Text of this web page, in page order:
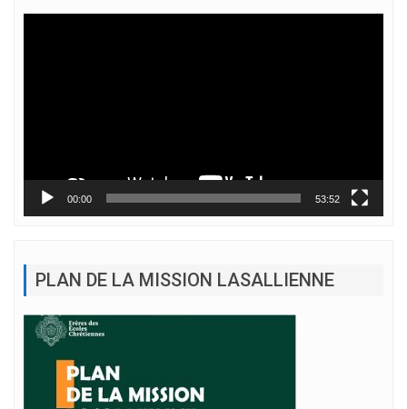
00:00 53:52
PLAN DE LA MISSION LASALLIENNE